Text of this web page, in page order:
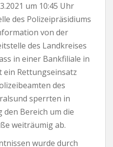
um 10:45 Uhr
des Polizeipräsidiums
von der
des Landkreises
in einer Bankfiliale in
ein Rettungseinsatz
des
sperrten in
den Bereich um die
weiträumig ab.
wurde durch